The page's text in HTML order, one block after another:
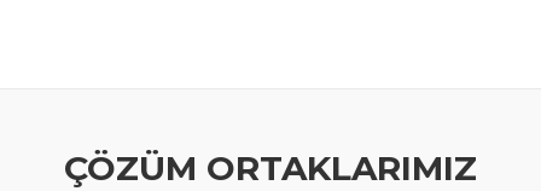
ÇÖZÜM ORTAKLARIMIZ